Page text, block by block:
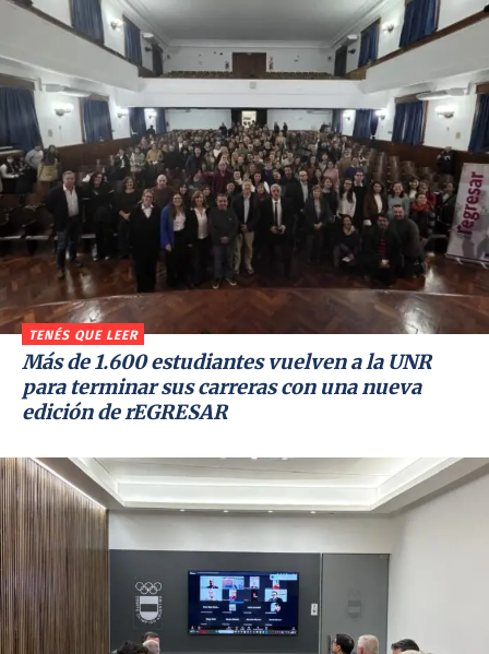
TENÉS QUE LEER
Más de 1.600 estudiantes vuelven a la UNR
para terminar sus carreras con una nueva
edición de rEGRESAR